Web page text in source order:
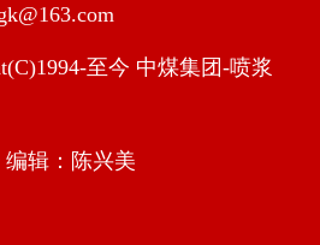
至今 中煤集团-喷浆
辑：陈兴美